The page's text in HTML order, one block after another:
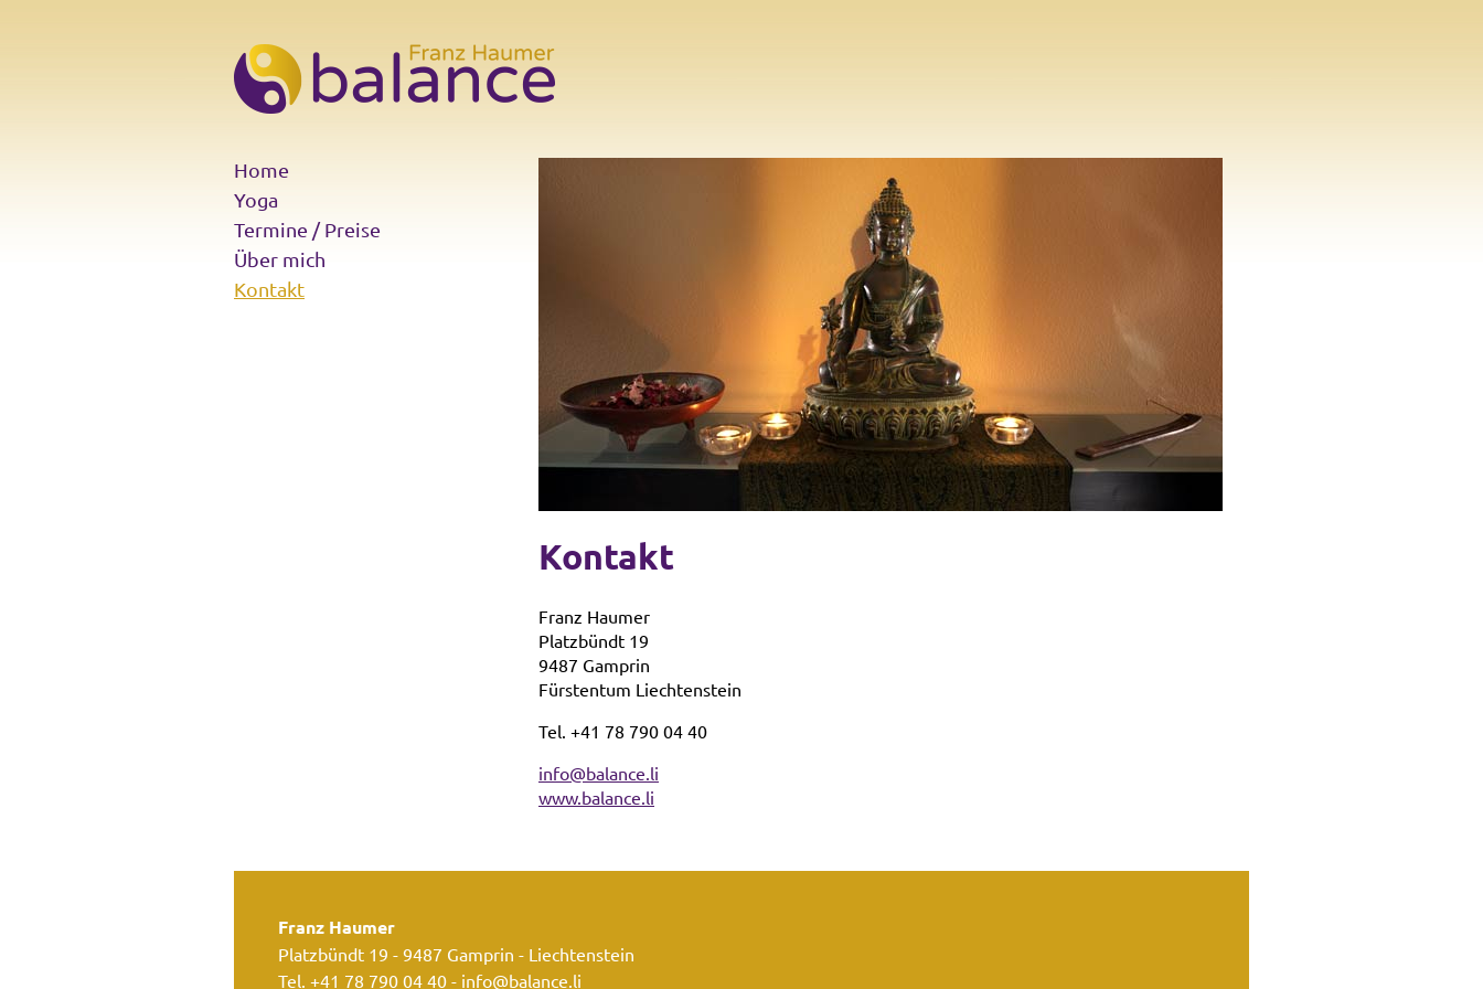
Home
Yoga
Termine / Preise
Über mich
Kontakt
Kontakt
Franz Haumer
Platzbündt 19
9487 Gamprin
Fürstentum Liechtenstein
Tel. +41 78 790 04 40
info@balance.li
www.balance.li
Franz Haumer
Platzbündt 19 - 9487 Gamprin - Liechtenstein
Tel. +41 78 790 04 40 - info@balance.li